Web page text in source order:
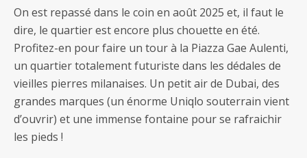
On est repassé dans le coin en août 2025 et, il faut le
dire, le quartier est encore plus chouette en été.
Profitez-en pour faire un tour à la Piazza Gae Aulenti,
un quartier totalement futuriste dans les dédales de
vieilles pierres milanaises. Un petit air de Dubai, des
grandes marques (un énorme Uniqlo souterrain vient
d’ouvrir) et une immense fontaine pour se rafraichir
les pieds !